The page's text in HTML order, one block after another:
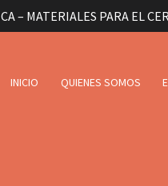
– MATERIALES PARA EL
INICIO QUIENES SOMOS